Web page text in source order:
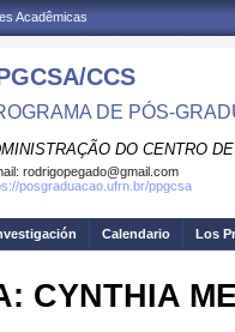
Acadêmicas
CCS
DE PÓS-
DO CENTRO
rodrigopegado@gmail.com
posgraduacao.ufrn.br/ppgcsa
Calendario Los
CYNTHIA